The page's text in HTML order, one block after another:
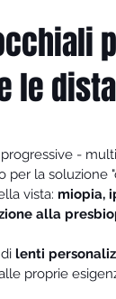
le
-
per la soluzione
vista: miopia,
alla
lenti
proprie